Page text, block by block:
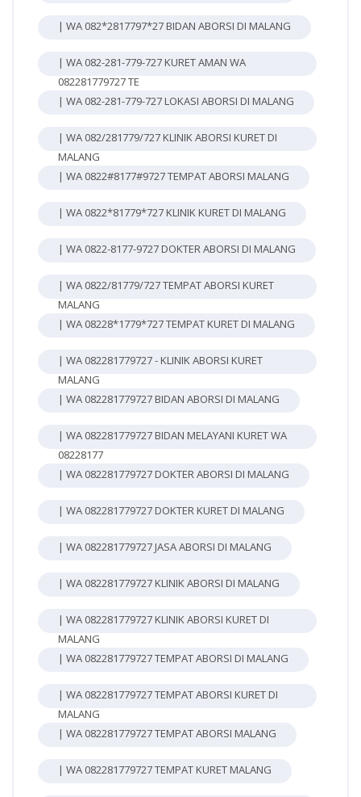
| WA 082*2817797*27 BIDAN ABORSI DI MALANG
| WA 082-281-779-727 KURET AMAN WA
082281779727 TE
| WA 082-281-779-727 LOKASI ABORSI DI MALANG
| WA 082/281779/727 KLINIK ABORSI KURET DI
MALANG
| WA 0822#8177#9727 TEMPAT ABORSI MALANG
| WA 0822*81779*727 KLINIK KURET DI MALANG
| WA 0822-8177-9727 DOKTER ABORSI DI MALANG
| WA 0822/81779/727 TEMPAT ABORSI KURET
MALANG
| WA 08228*1779*727 TEMPAT KURET DI MALANG
| WA 082281779727 - KLINIK ABORSI KURET
MALANG
| WA 082281779727 BIDAN ABORSI DI MALANG
| WA 082281779727 BIDAN MELAYANI KURET WA
08228177
| WA 082281779727 DOKTER ABORSI DI MALANG
| WA 082281779727 DOKTER KURET DI MALANG
| WA 082281779727 JASA ABORSI DI MALANG
| WA 082281779727 KLINIK ABORSI DI MALANG
| WA 082281779727 KLINIK ABORSI KURET DI
MALANG
| WA 082281779727 TEMPAT ABORSI DI MALANG
| WA 082281779727 TEMPAT ABORSI KURET DI
MALANG
| WA 082281779727 TEMPAT ABORSI MALANG
| WA 082281779727 TEMPAT KURET MALANG